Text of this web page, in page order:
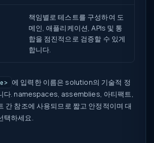
책임별로 테스트를 구성하여 도
메인, 애플리케이션, APIs 및 통
합을 점진적으로 검증할 수 있게
합니다.
에 입력한 이름은 solution의 기술적 정
다. namespaces, assemblies, 아티팩트,
간 참조에 사용되므로 짧고 안정적이며 대
택하세요.